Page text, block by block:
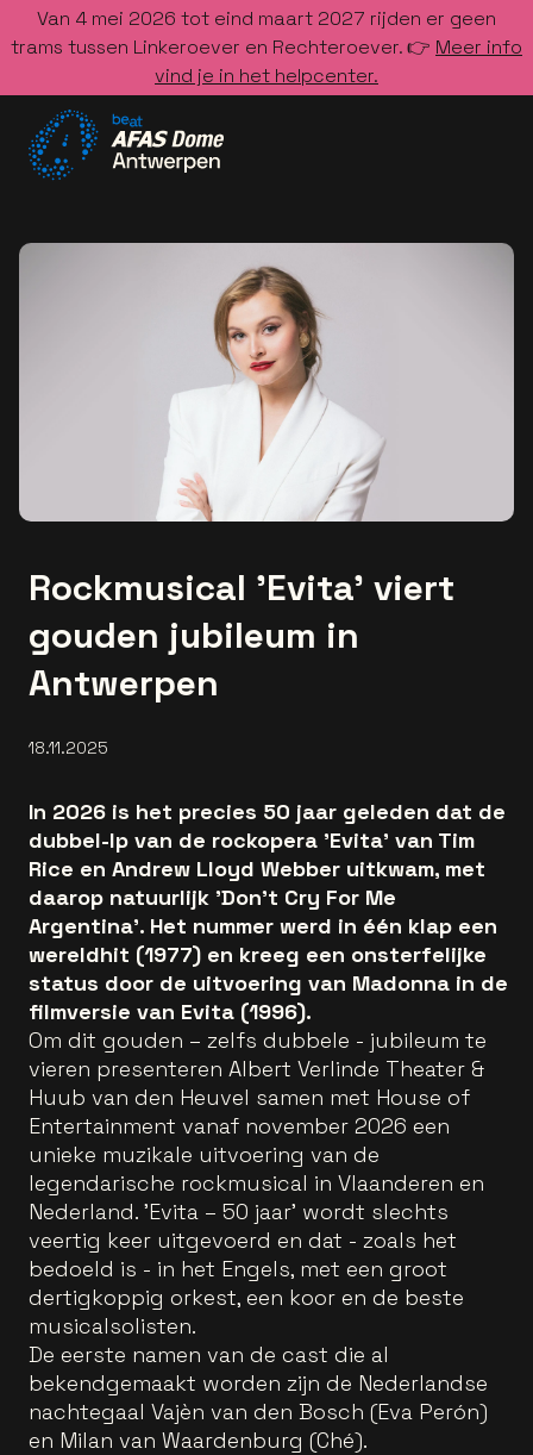
Van 4 mei 2026 tot eind maart 2027 rijden er geen
trams tussen Linkeroever en Rechteroever. 👉 Meer info
vind je in het helpcenter.
Rockmusical 'Evita' viert
gouden jubileum in
Antwerpen
18.11.2025
In 2026 is het precies 50 jaar geleden dat de
dubbel-lp van de rockopera 'Evita' van Tim
Rice en Andrew Lloyd Webber uitkwam, met
daarop natuurlijk 'Don’t Cry For Me
Argentina'. Het nummer werd in één klap een
wereldhit (1977) en kreeg een onsterfelijke
status door de uitvoering van Madonna in de
filmversie van Evita (1996).
Om dit gouden – zelfs dubbele - jubileum te
vieren presenteren Albert Verlinde Theater &
Huub van den Heuvel samen met House of
Entertainment vanaf november 2026 een
unieke muzikale uitvoering van de
legendarische rockmusical in Vlaanderen en
Nederland. 'Evita – 50 jaar' wordt slechts
veertig keer uitgevoerd en dat - zoals het
bedoeld is - in het Engels, met een groot
dertigkoppig orkest, een koor en de beste
musicalsolisten.
De eerste namen van de cast die al
bekendgemaakt worden zijn de Nederlandse
nachtegaal Vajèn van den Bosch (Eva Perón)
en Milan van Waardenburg (Ché).